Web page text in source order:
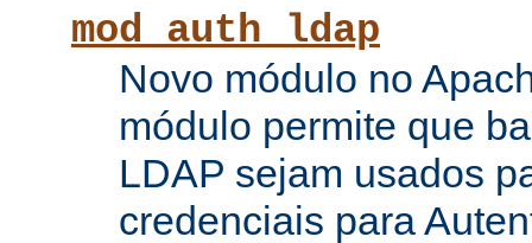
mod_auth_ldap
Novo módulo no
módulo permite que
LDAP sejam usados
credenciais para